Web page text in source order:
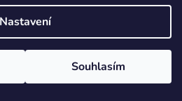
Nastavení
Souhlasím